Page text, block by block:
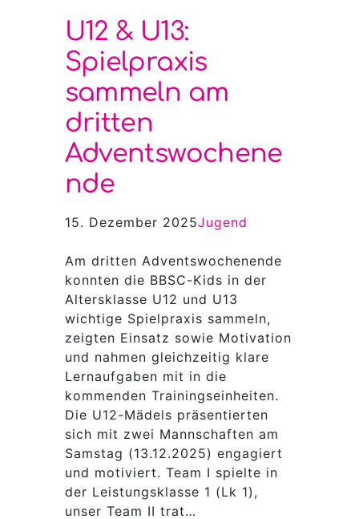
U12 & U13:
Spielpraxis
sammeln am
dritten
Adventswochene
nde
15. Dezember 2025Jugend
Am dritten Adventswochenende
konnten die BBSC-Kids in der
Altersklasse U12 und U13
wichtige Spielpraxis sammeln,
zeigten Einsatz sowie Motivation
und nahmen gleichzeitig klare
Lernaufgaben mit in die
kommenden Trainingseinheiten.
Die U12-Mädels präsentierten
sich mit zwei Mannschaften am
Samstag (13.12.2025) engagiert
und motiviert. Team I spielte in
der Leistungsklasse 1 (Lk 1),
unser Team II trat…